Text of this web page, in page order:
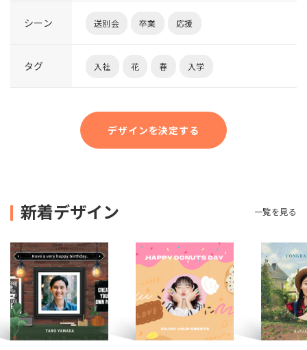
シーン 送別会 卒業 応援
タグ 入社 花 春 入学
デザインを決定する
新着デザイン 一覧を見る